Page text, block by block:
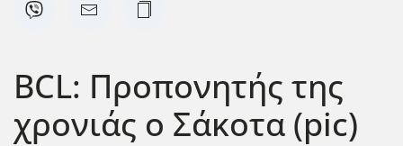
BCL: Προπονητής της
χρονιάς ο Σάκοτα (pic)